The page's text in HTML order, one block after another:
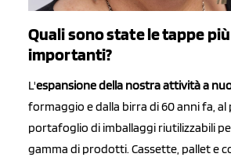
Quali sono state le tappe più
importanti?
L'espansione della nostra attività a
formaggio e dalla birra di 60 anni fa, al
portafoglio di imballaggi riutilizzabili
gamma di prodotti. Cassette, pallet e